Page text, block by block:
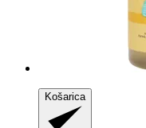
Košarica